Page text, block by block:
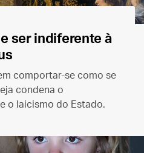
ser indiferente à
comportar-se como se
condena o
o laicismo do Estado.